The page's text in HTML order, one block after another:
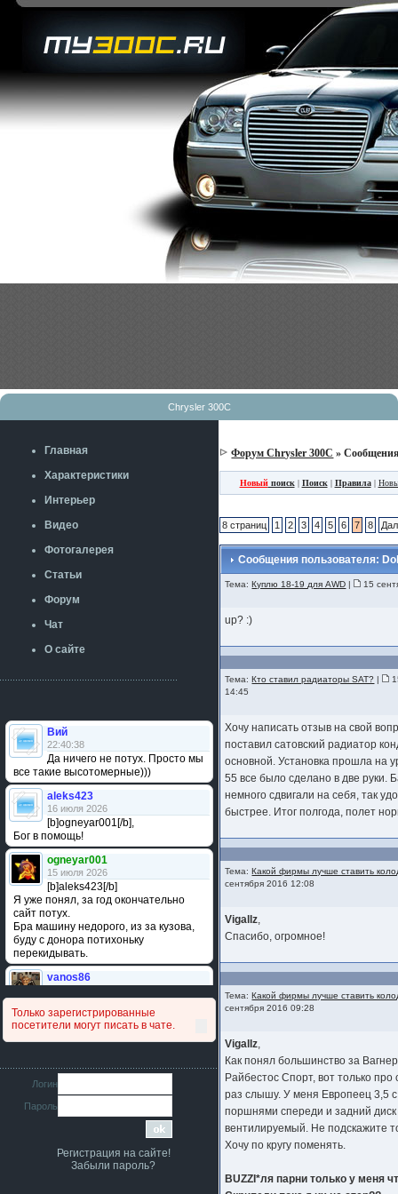
Chrysler 300C
Главная
Характеристики
Интерьер
Видео
Фотогалерея
Статьи
Форум
Чат
О сайте
Вий
22:40:38
Да ничего не потух. Просто мы
все такие высотомерные)))
aleks423
16 июля 2026
[b]ogneyar001[/b],
Бог в помощь!
ogneyar001
15 июля 2026
[b]aleks423[/b]
Я уже понял, за год окончательно
сайт потух.
Бра машину недорого, из за кузова,
буду с донора потихоньку
перекидывать.
vanos86
сравнивал подушку акпп бензиновой и
дизельной машины намера
4578063AG и 4578061AG? По фото
iMrCoffeeBLR4
11 июля 2026
[b]era124[/b],
Ага понял буду знать спасибо
era124
7 июля 2026
Только зарегистрированные
посетители могут писать в чате.
Логин
Пароль
Регистрация на сайте!
Забыли пароль?
Форум Chrysler 300C »
Новыйпоиск| Поиск| Правила|
8 страниц 1 2 3 4 5 6 7 8
Сообщения пользователя:
Тема:Куплю 18-19 для AWD | 15
up? :)
Тема:Кто ставил радиаторы SAT? |
14:45
Хочу написать отзыв на свой
поставил сатовский радиатор
основной. Установка прошла на
55 все было сделано в две руки.
немного сдвигали на себя, так
быстрее. Итог полгода, полет
Тема:Какой фирмы лучше ставить
сентября 2016 12:08
Vigallz,
Спасибо, огромное!
Тема:Какой фирмы лучше ставить
сентября 2016 09:28
Vigallz,
Как понял большинство за
Райбестос Спорт, вот только
раз слышу. У меня Европеец 3,5
поршнями спереди и задний диск
вентилируемый. Не подскажите
Хочу по кругу поменять.
BUZZI*ля парни только у меня